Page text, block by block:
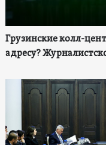
Грузинские колл-
адресу?